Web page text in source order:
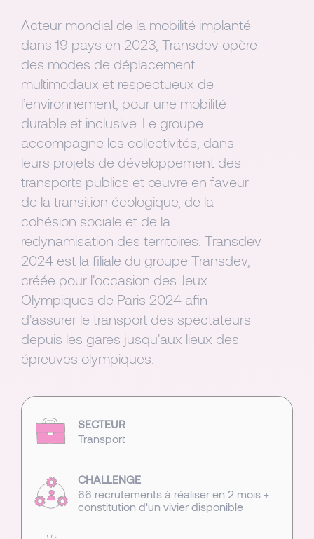
Acteur mondial de la mobilité implanté
dans 19 pays en 2023, Transdev opère
des modes de déplacement
multimodaux et respectueux de
l’environnement, pour une mobilité
durable et inclusive. Le groupe
accompagne les collectivités, dans
leurs projets de développement des
transports publics et œuvre en faveur
de la transition écologique, de la
cohésion sociale et de la
redynamisation des territoires. Transdev
2024 est la filiale du groupe Transdev,
créée pour l'occasion des Jeux
Olympiques de Paris 2024 afin
d'assurer le transport des spectateurs
depuis les gares jusqu'aux lieux des
épreuves olympiques.
SECTEUR
Transport
CHALLENGE
66 recrutements à réaliser en 2 mois +
constitution d'un vivier disponible